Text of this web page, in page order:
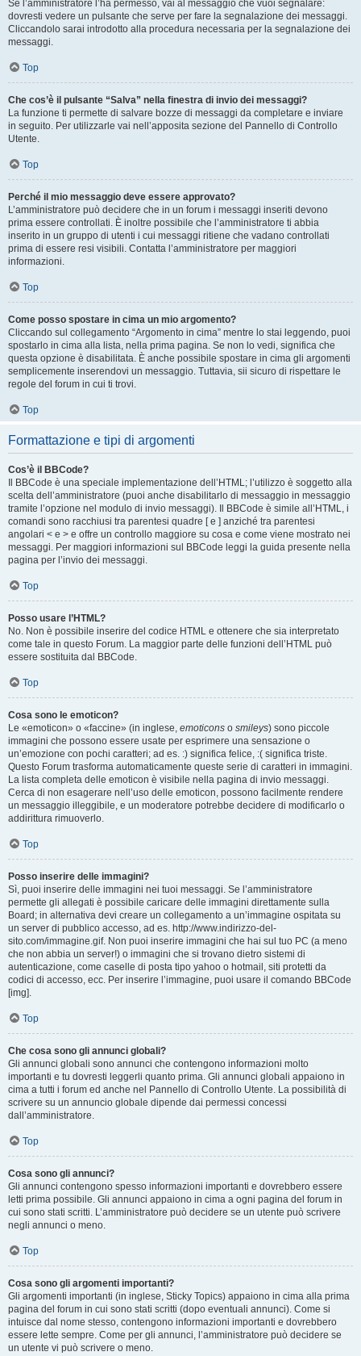
Se l’amministratore l’ha permesso, vai al messaggio che vuoi segnalare:
dovresti vedere un pulsante che serve per fare la segnalazione dei messaggi.
Cliccandolo sarai introdotto alla procedura necessaria per la segnalazione dei
messaggi.
Top
Che cos’è il pulsante “Salva” nella finestra di invio dei messaggi?
La funzione ti permette di salvare bozze di messaggi da completare e inviare
in seguito. Per utilizzarle vai nell’apposita sezione del Pannello di Controllo
Utente.
Top
Perché il mio messaggio deve essere approvato?
L’amministratore può decidere che in un forum i messaggi inseriti devono
prima essere controllati. È inoltre possibile che l’amministratore ti abbia
inserito in un gruppo di utenti i cui messaggi ritiene che vadano controllati
prima di essere resi visibili. Contatta l’amministratore per maggiori
informazioni.
Top
Come posso spostare in cima un mio argomento?
Cliccando sul collegamento “Argomento in cima” mentre lo stai leggendo, puoi
spostarlo in cima alla lista, nella prima pagina. Se non lo vedi, significa che
questa opzione è disabilitata. È anche possibile spostare in cima gli argomenti
semplicemente inserendovi un messaggio. Tuttavia, sii sicuro di rispettare le
regole del forum in cui ti trovi.
Top
Formattazione e tipi di argomenti
Cos’è il BBCode?
Il BBCode è una speciale implementazione dell’HTML; l’utilizzo è soggetto alla
scelta dell’amministratore (puoi anche disabilitarlo di messaggio in messaggio
tramite l’opzione nel modulo di invio messaggi). Il BBCode è simile all’HTML, i
comandi sono racchiusi tra parentesi quadre [ e ] anziché tra parentesi
angolari < e > e offre un controllo maggiore su cosa e come viene mostrato nei
messaggi. Per maggiori informazioni sul BBCode leggi la guida presente nella
pagina per l’invio dei messaggi.
Top
Posso usare l’HTML?
No. Non è possibile inserire del codice HTML e ottenere che sia interpretato
come tale in questo Forum. La maggior parte delle funzioni dell’HTML può
essere sostituita dal BBCode.
Top
Cosa sono le emoticon?
Le «emoticon» o «faccine» (in inglese, emoticons o smileys) sono piccole
immagini che possono essere usate per esprimere una sensazione o
un’emozione con pochi caratteri; ad es. :) significa felice, :( significa triste.
Questo Forum trasforma automaticamente queste serie di caratteri in immagini.
La lista completa delle emoticon è visibile nella pagina di invio messaggi.
Cerca di non esagerare nell’uso delle emoticon, possono facilmente rendere
un messaggio illeggibile, e un moderatore potrebbe decidere di modificarlo o
addirittura rimuoverlo.
Top
Posso inserire delle immagini?
Sì, puoi inserire delle immagini nei tuoi messaggi. Se l’amministratore
permette gli allegati è possibile caricare delle immagini direttamente sulla
Board; in alternativa devi creare un collegamento a un’immagine ospitata su
un server di pubblico accesso, ad es. http://www.indirizzo-del-
sito.com/immagine.gif. Non puoi inserire immagini che hai sul tuo PC (a meno
che non abbia un server!) o immagini che si trovano dietro sistemi di
autenticazione, come caselle di posta tipo yahoo o hotmail, siti protetti da
codici di accesso, ecc. Per inserire l’immagine, puoi usare il comando BBCode
[img].
Top
Che cosa sono gli annunci globali?
Gli annunci globali sono annunci che contengono informazioni molto
importanti e tu dovresti leggerli quanto prima. Gli annunci globali appaiono in
cima a tutti i forum ed anche nel Pannello di Controllo Utente. La possibilità di
scrivere su un annuncio globale dipende dai permessi concessi
dall’amministratore.
Top
Cosa sono gli annunci?
Gli annunci contengono spesso informazioni importanti e dovrebbero essere
letti prima possibile. Gli annunci appaiono in cima a ogni pagina del forum in
cui sono stati scritti. L’amministratore può decidere se un utente può scrivere
negli annunci o meno.
Top
Cosa sono gli argomenti importanti?
Gli argomenti importanti (in inglese, Sticky Topics) appaiono in cima alla prima
pagina del forum in cui sono stati scritti (dopo eventuali annunci). Come si
intuisce dal nome stesso, contengono informazioni importanti e dovrebbero
essere lette sempre. Come per gli annunci, l’amministratore può decidere se
un utente vi può scrivere o meno.